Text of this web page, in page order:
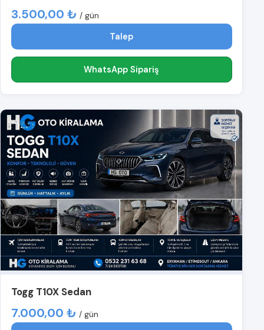
3.500,00 ₺ / gün
Talep
WhatsApp Sipariş
Togg T10X Sedan
7.000,00 ₺ / gün